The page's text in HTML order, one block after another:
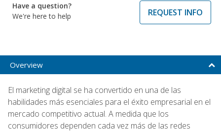
Have a question?
We're here to help
REQUEST INFO
Overview
El marketing digital se ha convertido en una de las
habilidades más esenciales para el éxito empresarial en el
mercado competitivo actual. A medida que los
consumidores dependen cada vez más de las redes